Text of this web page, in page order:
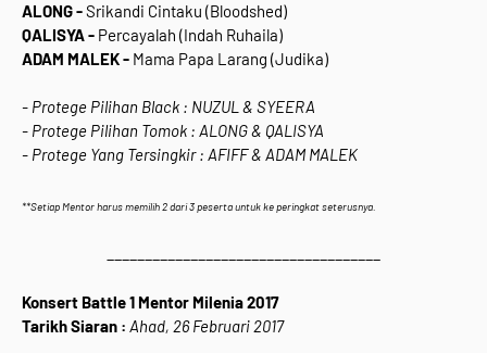
ALONG -Srikandi Cintaku (Bloodshed)
QALISYA - Percayalah (Indah Ruhaila)
ADAM MALEK - Mama Papa Larang (Judika)
- Protege Pilihan Black : NUZUL & SYEERA
- Protege Pilihan Tomok : ALONG & QALISYA
- Protege Yang Tersingkir : AFIFF & ADAM MALEK
**Setiap Mentor harus memilih 2 dari 3 peserta untuk ke peringkat seterusnya.
Konsert Battle 1 Mentor Milenia 2017
Tarikh Siaran : Ahad, 26 Februari 2017